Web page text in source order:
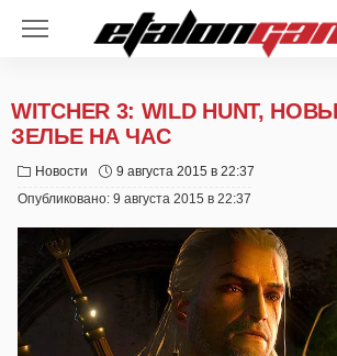
WITCHER 3: WILD HUNT,
ЗЕЛЬЕ НА ЧАС
Новости
9 августа 2015 в 22:37
Опубликовано: 9 августа 2015 в 22:37